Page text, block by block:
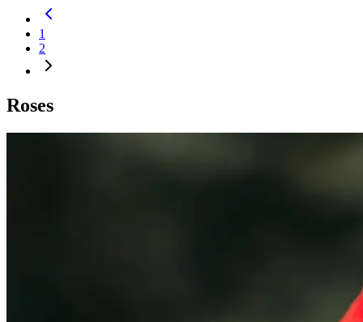
1
2
Roses